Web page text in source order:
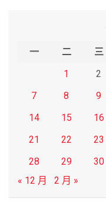
一 二 三
1
2
7
8 9
14
15 16
21
22 23
28
29 30
« 12 月
2 月 »